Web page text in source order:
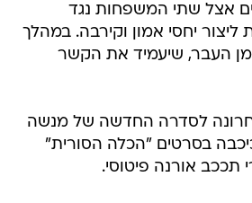
אצל שתי המשפחות נגד
יחסי אמון וקירבה. במהלך
מן העבר, שיעמיד את הקשר
לסדרה החדשה של מנשה
כיכבה בסרטים "הכלה הסורית"
תככב אורנה פיטוסי.